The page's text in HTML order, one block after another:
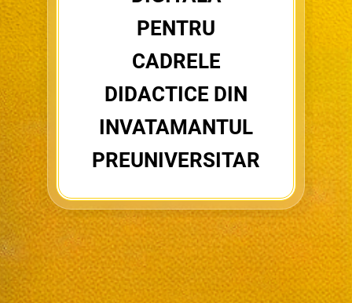
PENTRU
CADRELE
DIDACTICE DIN
INVATAMANTUL
PREUNIVERSITAR